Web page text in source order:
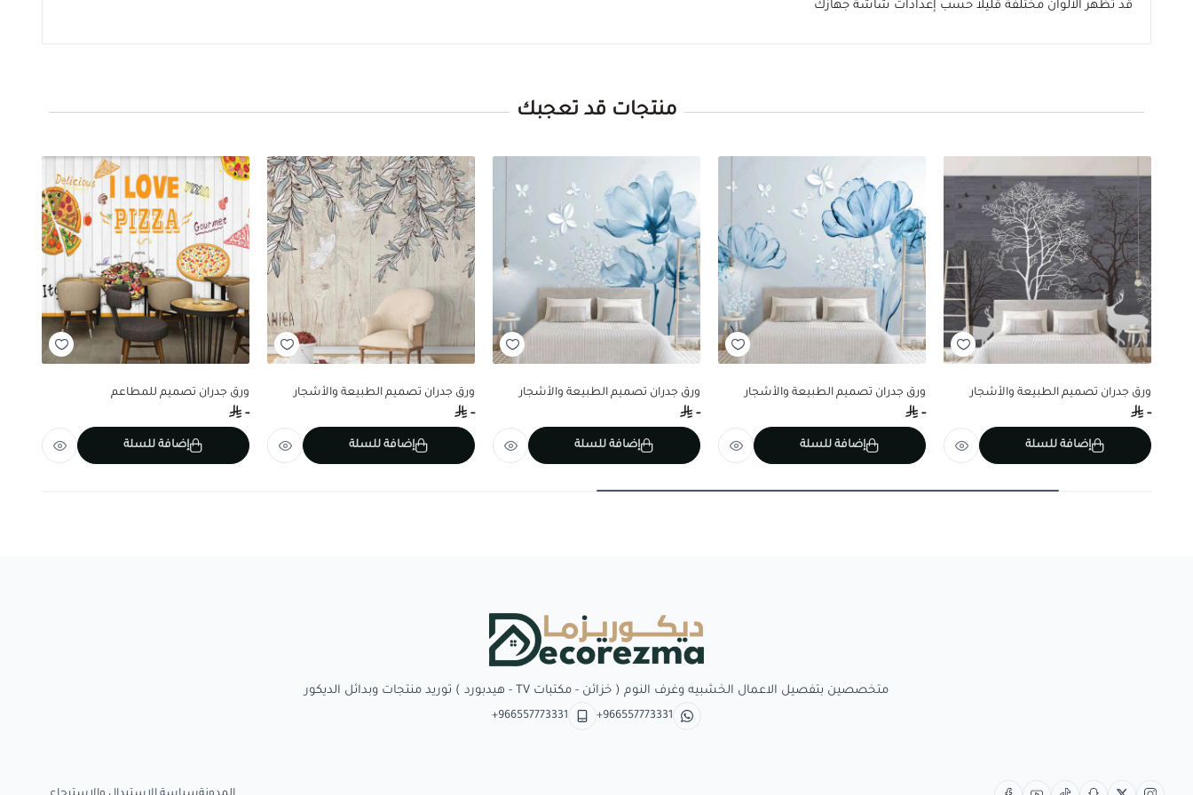
قد تظهر الألوان مختلفة قليلاً حسب إعدادات شاشة جهازك
منتجات قد تعجبك
ورق جدران تصميم الطبيعة والأشجار
-
إضافة للسلة
ورق جدران تصميم الطبيعة والأشجار
-
إضافة للسلة
ورق جدران تصميم الطبيعة والأشجار
-
إضافة للسلة
ورق جدران تصميم الطبيعة والأشجار
-
إضافة للسلة
ورق جدران تصميم للمطاعم
-
إضافة للسلة
متخصصين بتفصيل الاعمال الخشبيه وغرف النوم ( خزائن - مكتبات TV - هيدبورد ) توريد منتجات وبدائل الديكور
+966557773331
+966557773331